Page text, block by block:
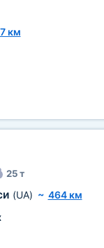
км
25 т
(UA) ~ 464 км